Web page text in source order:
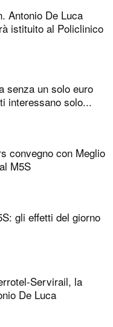
Antonio De Luca
istituito al Policlinico
senza un solo euro
interessano solo...
convegno con Meglio
M5S
gli effetti del giorno
Servirail, la
De Luca